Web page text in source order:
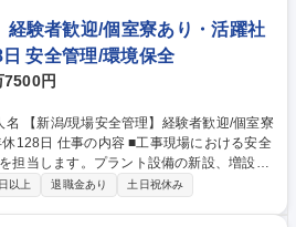
トのノウハウ・PM手順の型化・標準化 募
略コンサルタント｜大手金融・決済系顧客
経験者歓迎/個室寮あり・活躍社
安全管理/環境保全
円
における安全
担当します。プラント設備の新設、増設、
全管理をお任せします。※受注量増加、現
以上 退職金あり 土日祝休み